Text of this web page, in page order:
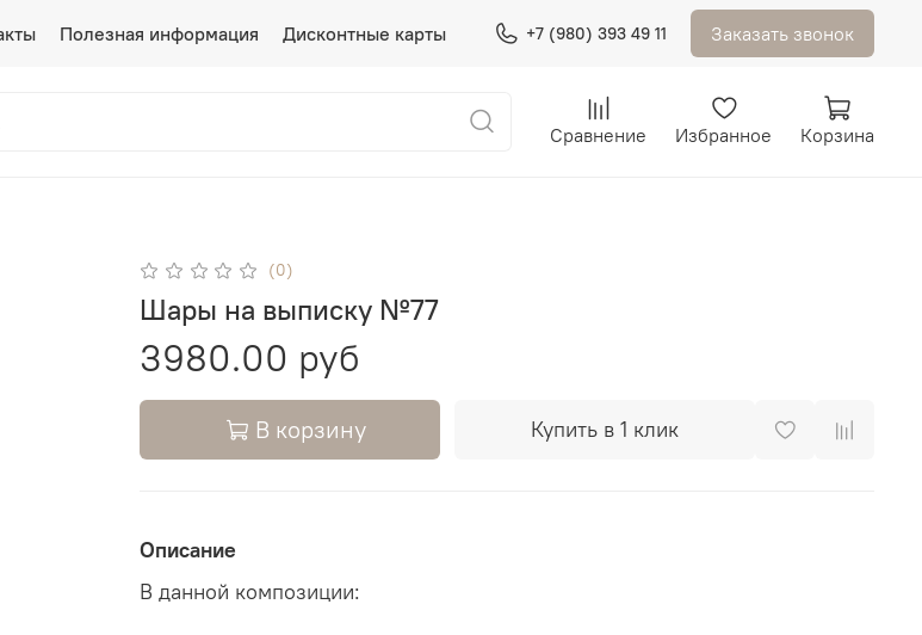
Полезная информация Дисконтные карты +7 (980) 393 49 11 Заказать звонок
Сравнение Избранное Корзина
(0)
Шары на выписку №77
3980.00 руб
В корзину Купить в 1 клик
Описание
В данной композиции: